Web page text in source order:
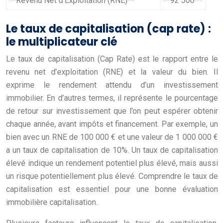
Le taux de capitalisation (cap rate) :
le multiplicateur clé
Le taux de capitalisation (Cap Rate) est le rapport entre le
revenu net d’exploitation (RNE) et la valeur du bien. Il
exprime le rendement attendu d’un investissement
immobilier. En d’autres termes, il représente le pourcentage
de retour sur investissement que l’on peut espérer obtenir
chaque année, avant impôts et financement. Par exemple, un
bien avec un RNE de 100 000 € et une valeur de 1 000 000 €
a un taux de capitalisation de 10%. Un taux de capitalisation
élevé indique un rendement potentiel plus élevé, mais aussi
un risque potentiellement plus élevé. Comprendre le taux de
capitalisation est essentiel pour une bonne évaluation
immobilière capitalisation.